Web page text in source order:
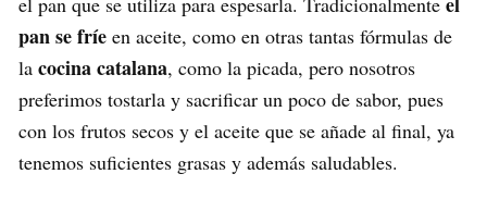
pan se fríe en aceite, como en otras tantas fórmulas de
la cocina catalana, como la picada, pero nosotros
preferimos tostarla y sacrificar un poco de sabor, pues
con los frutos secos y el aceite que se añade al final, ya
tenemos suficientes grasas y además saludables.